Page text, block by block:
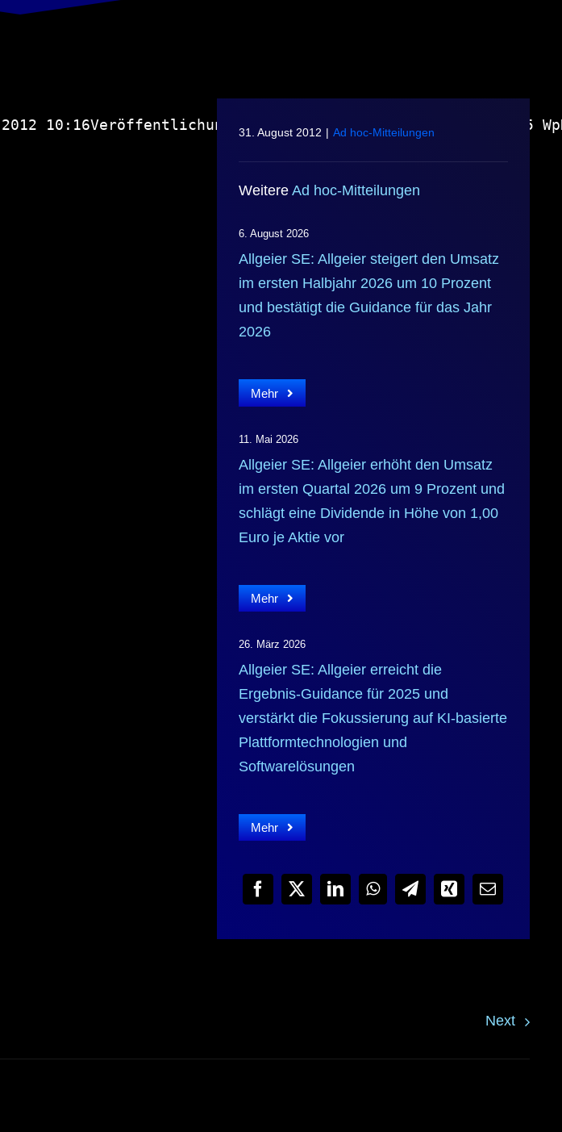
10:16Veröffentlichung einer Ad-hoc-Mitteilung nach § 15
31. August 2012 | Ad hoc-Mitteilungen
WeitereAd hoc-Mitteilungen
6. August 2026
Allgeier SE: Allgeier steigert den Umsatz
im ersten Halbjahr 2026 um 10 Prozent
und bestätigt die Guidance für das Jahr
2026
Mehr
11. Mai 2026
Allgeier SE: Allgeier erhöht den Umsatz
im ersten Quartal 2026 um 9 Prozent und
schlägt eine Dividende in Höhe von 1,00
Euro je Aktie vor
Mehr
26. März 2026
Allgeier SE: Allgeier erreicht die
Ergebnis-Guidance für 2025 und
verstärkt die Fokussierung auf KI‑basierte
Plattformtechnologien und
Softwarelösungen
Mehr
Next